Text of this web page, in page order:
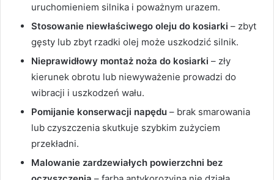
uruchomieniem silnika i poważnym urazem.
Stosowanie niewłaściwego oleju do kosiarki – zbyt
gęsty lub zbyt rzadki olej może uszkodzić silnik.
Nieprawidłowy montaż noża do kosiarki – zły
kierunek obrotu lub niewyważenie prowadzi do
wibracji i uszkodzeń wału.
Pomijanie konserwacji napędu – brak smarowania
lub czyszczenia skutkuje szybkim zużyciem
przekładni.
Malowanie zardzewiałych powierzchni bez